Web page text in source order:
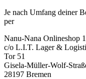
Je nach Umfang deiner
per
Nanu-Nana Onlineshop
c/o L.I.T. Lager &
Tor 51
Gisela-Müller-Wolf-
28197 Bremen